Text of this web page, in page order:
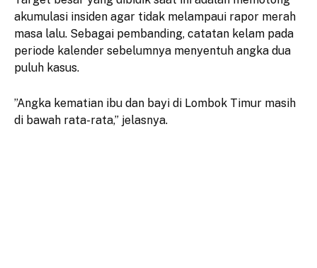
akumulasi insiden agar tidak melampaui rapor merah
masa lalu. Sebagai pembanding, catatan kelam pada
periode kalender sebelumnya menyentuh angka dua
puluh kasus.
​”Angka kematian ibu dan bayi di Lombok Timur masih
di bawah rata-rata,” jelasnya.